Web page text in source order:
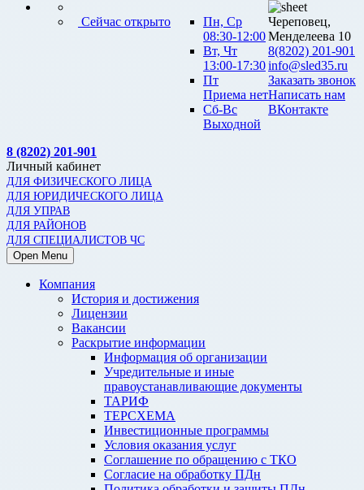
Сейчас открыто
Пн, Ср
08:30-12:00
Вт, Чт
13:00-17:30
Пт
Приема нет
Сб-Вс
Выходной
Череповец,
Менделеева 10
8(8202) 201-901
info@sled35.ru
Заказать звонок
Написать нам
ВКонтакте
8 (8202) 201-901
Личный кабинет
ДЛЯ ФИЗИЧЕСКОГО ЛИЦА
ДЛЯ ЮРИДИЧЕСКОГО ЛИЦА
ДЛЯ УПРАВ
ДЛЯ РАЙОНОВ
ДЛЯ СПЕЦИАЛИСТОВ ЧС
Open Menu
Компания
История и достижения
Лицензии
Вакансии
Раскрытие информации
Информация об организации
Учредительные и иные
правоустанавливающие документы
ТАРИФ
ТЕРСХЕМА
Инвестиционные программы
Условия оказания услуг
Соглашение по обращению с ТКО
Согласие на обработку ПДн